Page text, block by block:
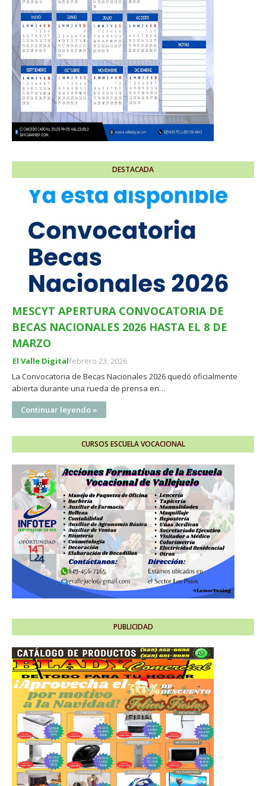
DESTACADA
MESCYT APERTURA CONVOCATORIA DE
BECAS NACIONALES 2026 HASTA EL 8 DE
MARZO
El Valle Digitalfebrero 23, 2026
La Convocatoria de Becas Nacionales 2026 quedó oficialmente
abierta durante una rueda de prensa en…
Continuar leyendo »
CURSOS ESCUELA VOCACIONAL
PUBLICIDAD